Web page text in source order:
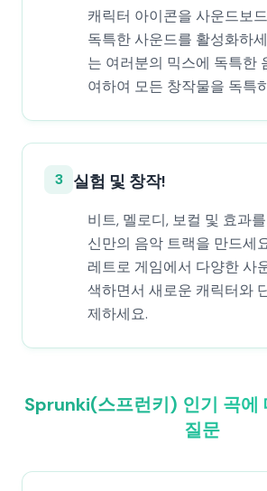
캐릭터 아이콘을 사운드보
독특한 사운드를 활성화하
는 여러분의 믹스에 독특한
여하여 모든 창작물을 독특
3 실험 및 창작!
비트, 멜로디, 보컬 및 효과
신만의 음악 트랙을 만드세
레트로 게임에서 다양한 사
색하면서 새로운 캐릭터와
제하세요.
Sprunki(스프런키) 인기 곡에
질문